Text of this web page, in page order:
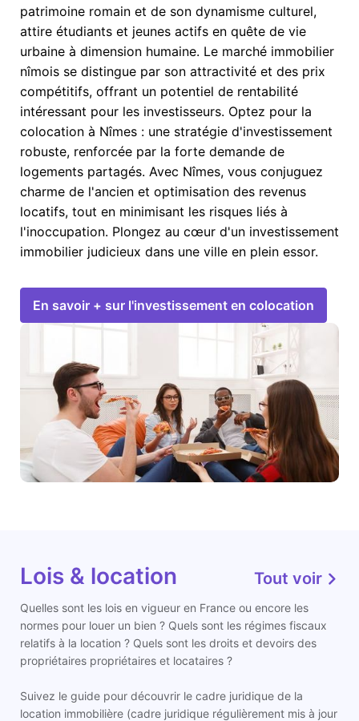
patrimoine romain et de son dynamisme culturel,
attire étudiants et jeunes actifs en quête de vie
urbaine à dimension humaine. Le marché immobilier
nîmois se distingue par son attractivité et des prix
compétitifs, offrant un potentiel de rentabilité
intéressant pour les investisseurs. Optez pour la
colocation à Nîmes : une stratégie d'investissement
robuste, renforcée par la forte demande de
logements partagés. Avec Nîmes, vous conjuguez
charme de l'ancien et optimisation des revenus
locatifs, tout en minimisant les risques liés à
l'inoccupation. Plongez au cœur d'un investissement
immobilier judicieux dans une ville en plein essor.
En savoir + sur l'investissement en colocation
Lois & location Tout voir
Quelles sont les lois en vigueur en France ou encore les
normes pour louer un bien ? Quels sont les régimes fiscaux
relatifs à la location ? Quels sont les droits et devoirs des
propriétaires propriétaires et locataires ?
Suivez le guide pour découvrir le cadre juridique de la
location immobilière (cadre juridique régulièrement mis à jour